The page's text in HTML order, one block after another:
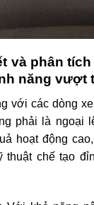
và phân
năng vượt
với các dòng
phải là ngoại
hoạt động
thuật chế tạo